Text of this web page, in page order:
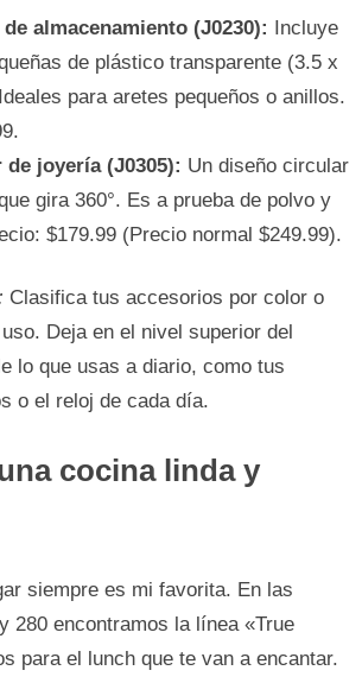
almacenamiento (J0230): Incluye
de plástico transparente (3.5 x
para aretes pequeños o anillos.
joyería (J0305): Un diseño circular
gira 360°. Es a prueba de polvo y
$179.99 (Precio normal $249.99).
Clasifica tus accesorios por color o
Deja en el nivel superior del
lo que usas a diario, como tus
o el reloj de cada día.
cocina linda y
siempre es mi favorita. En las
280 encontramos la línea «True
para el lunch que te van a encantar.